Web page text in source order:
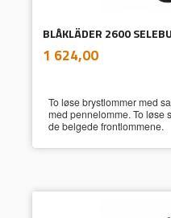
BLÅKLÄDER 2600
Pris
1 624,00mva.
To løse brystlommer med
med pennelomme. To løse
de belgede frontlommene.